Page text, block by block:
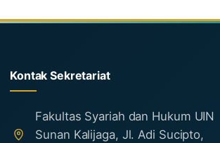
Kontak Sekretariat
Fakultas Syariah dan Hukum UIN
Sunan Kalijaga, Jl. Adi Sucipto,